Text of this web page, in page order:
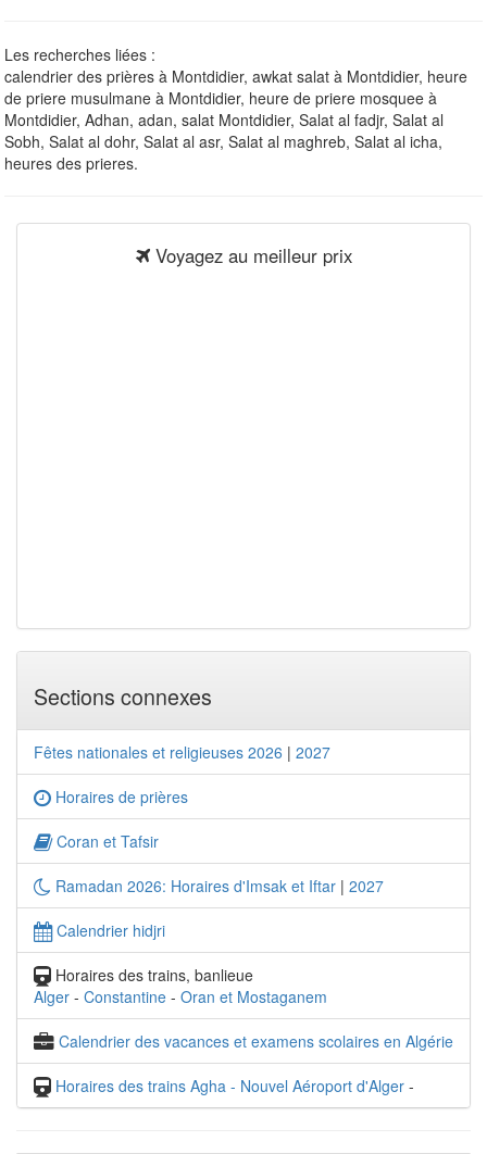
Les recherches liées :
calendrier des prières à Montdidier, awkat salat à Montdidier, heure
de priere musulmane à Montdidier, heure de priere mosquee à
Montdidier, Adhan, adan, salat Montdidier, Salat al fadjr, Salat al
Sobh, Salat al dohr, Salat al asr, Salat al maghreb, Salat al icha,
heures des prieres.
Voyagez au meilleur prix
Sections connexes
Fêtes nationales et religieuses 2026 | 2027
Horaires de prières
Coran et Tafsir
Ramadan 2026: Horaires d'Imsak et Iftar | 2027
Calendrier hidjri
Horaires des trains, banlieue
Alger - Constantine - Oran et Mostaganem
Calendrier des vacances et examens scolaires en Algérie
Horaires des trains Agha - Nouvel Aéroport d'Alger -